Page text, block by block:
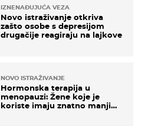
IZNENAĐUJUĆA VEZA
Novo istraživanje otkriva
zašto osobe s depresijom
drugačije reagiraju na lajkove
NOVO ISTRAŽIVANJE
Hormonska terapija u
menopauzi: Žene koje je
koriste imaju znatno manji